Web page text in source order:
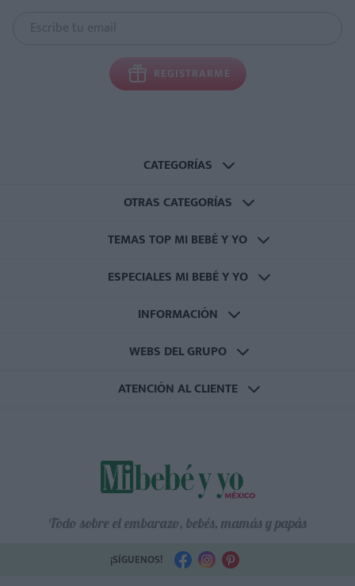
REGISTRARME
CATEGORÍAS
OTRAS CATEGORÍAS
TEMAS TOP MI BEBÉ Y YO
ESPECIALES MI BEBÉ Y YO
INFORMACIÓN
WEBS DEL GRUPO
ATENCIÓN AL CLIENTE
Todo sobre el embarazo, bebés, mamás y papás
¡SÍGUENOS!